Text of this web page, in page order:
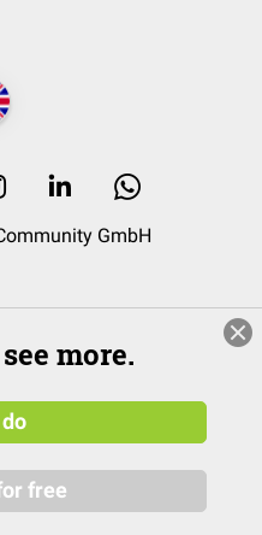
GmbH
more.
free